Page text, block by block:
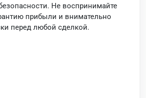
Не воспринимайте
прибыли и внимательно
перед любой сделкой.